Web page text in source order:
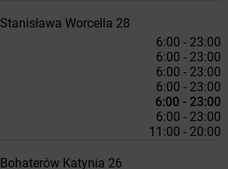
Stanisława Worcella 28
6:00 - 23:00
6:00 - 23:00
6:00 - 23:00
6:00 - 23:00
6:00 - 23:00
6:00 - 23:00
11:00 - 20:00
Bohaterów Katynia 26